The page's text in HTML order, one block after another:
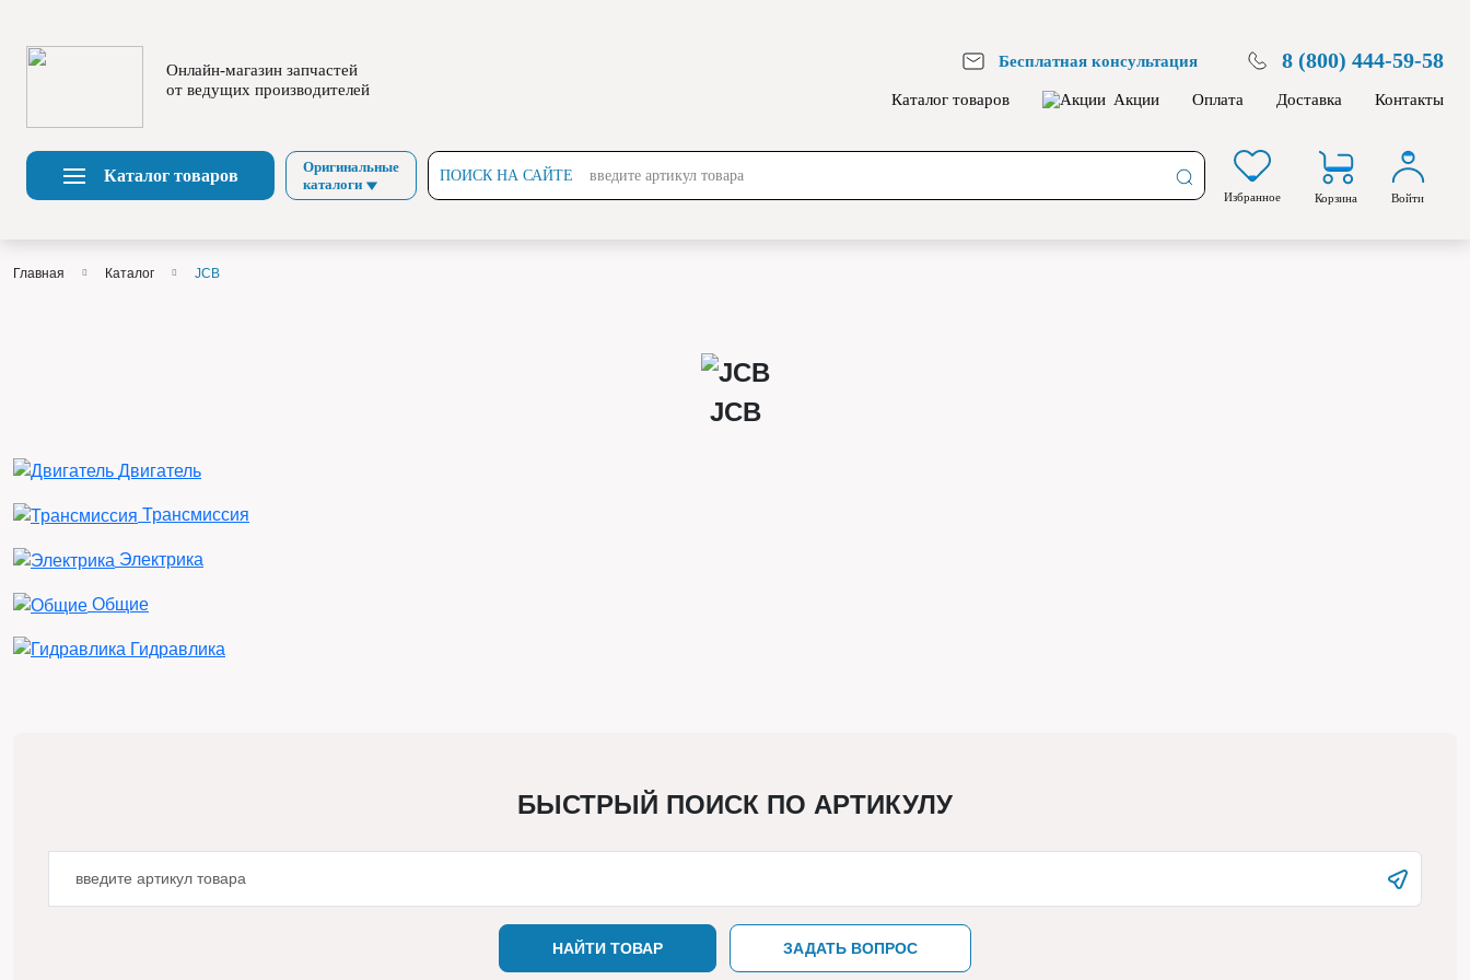
Онлайн-магазин запчастей
от ведущих производителей
Бесплатная консультация 8 (800) 444-59-58
Каталог товаров Акции Оплата Доставка Контакты
Каталог товаров
Оригинальные
каталоги
ПОИСК НА САЙТЕ введите артикул товара
Избранное Корзина Войти
Главная Каталог JCB
JCB
Двигатель
Трансмиссия
Электрика
Общие
Гидравлика
БЫСТРЫЙ ПОИСК ПО АРТИКУЛУ
НАЙТИ ТОВАР ЗАДАТЬ ВОПРОС